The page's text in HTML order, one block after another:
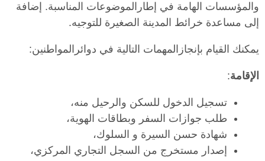
والمؤسسات الهامة في إطارالموضوعات المناسبة. إضافة
إلى مساعدة خرائط المدينة الصغيرة للتوجيه.
يمكنك القيام بإنجازالمهمات التالية في دوائرالمواطنين:
الإقامة:
تسجيل الدخول للسكن والرحيل منه،
طلب جوازات السفر وبطاقات الهوية،
شهادة حسن السيرة و السلوك،
إصدار مستخرج من السجل التجاري المركزي،